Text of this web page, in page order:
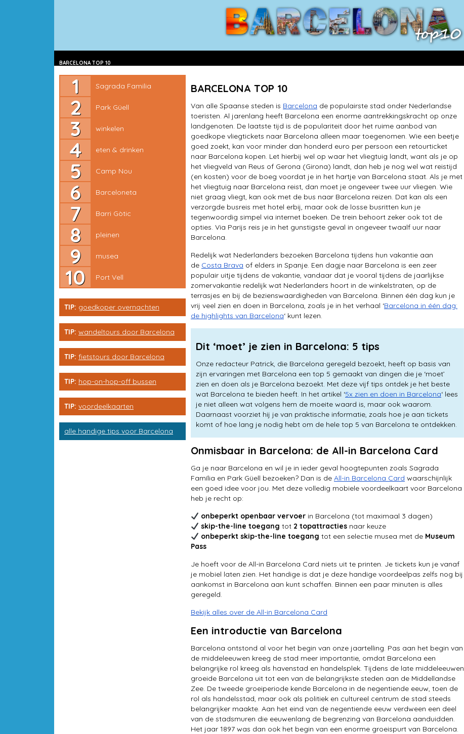
BARCELONA TOP 10Sagrada Familia
Park Güell
winkelen
eten & drinken
Camp Nou
Barceloneta
Barri Gòtic
pleinen
musea
Port Vell
Sagrada Familia
Park Güell
winkelen
eten & drinken
Camp Nou
Barceloneta
Barri Gòtic
pleinen
musea
Port Vell
TIP: goedkoper overnachten
TIP: wandeltours door Barcelona
TIP: fietstours door Barcelona
TIP: hop-on-hop-off bussen
TIP: voordeelkaarten
alle handige tips voor Barcelona
BARCELONA TOP 10
Van alle Spaanse steden is Barcelona de populairste stad onder Nederlandse
toeristen. Al jarenlang heeft Barcelona een enorme aantrekkingskracht op onze
landgenoten. De laatste tijd is de populariteit door het ruime aanbod van
goedkope vliegtickets naar Barcelona alleen maar toegenomen. Wie een beetje
goed zoekt, kan voor minder dan honderd euro per persoon een retourticket
naar Barcelona kopen. Let hierbij wel op waar het vliegtuig landt, want als je op
het vliegveld van Reus of Gerona (Girona) landt, dan heb je nog wel wat reistijd
(en kosten) voor de boeg voordat je in het hartje van Barcelona staat. Als je met
het vliegtuig naar Barcelona reist, dan moet je ongeveer twee uur vliegen. Wie
niet graag vliegt, kan ook met de bus naar Barcelona reizen. Dat kan als een
verzorgde busreis met hotel erbij, maar ook de losse busritten kun je
tegenwoordig simpel via internet boeken. De trein behoort zeker ook tot de
opties. Via Parijs reis je in het gunstigste geval in ongeveer twaalf uur naar
Barcelona.
Redelijk wat Nederlanders bezoeken Barcelona tijdens hun vakantie aan
de Costa Brava of elders in Spanje. Een dagje naar Barcelona is een zeer
populair uitje tijdens de vakantie, vandaar dat je vooral tijdens de jaarlijkse
zomervakantie redelijk wat Nederlanders hoort in de winkelstraten, op de
terrasjes en bij de bezienswaardigheden van Barcelona. Binnen één dag kun je
vrij veel zien en doen in Barcelona, zoals je in het verhaal ‘Barcelona in één dag:
de highlights van Barcelona‘ kunt lezen.
Dit ‘moet’ je zien in Barcelona: 5 tips
Onze redacteur Patrick, die Barcelona geregeld bezoekt, heeft op basis van
zijn ervaringen met Barcelona een top 5 gemaakt van dingen die je ‘moet’
zien en doen als je Barcelona bezoekt. Met deze vijf tips ontdek je het beste
wat Barcelona te bieden heeft. In het artikel ‘5x zien en doen in Barcelona‘ lees
je niet alleen wat volgens hem de moeite waard is, maar ook waarom.
Daarnaast voorziet hij je van praktische informatie, zoals hoe je aan tickets
komt of hoe lang je nodig hebt om de hele top 5 van Barcelona te ontdekken.
Onmisbaar in Barcelona: de All-in Barcelona Card
Ga je naar Barcelona en wil je in ieder geval hoogtepunten zoals Sagrada
Família en Park Güell bezoeken? Dan is de All-in Barcelona Card waarschijnlijk
een goed idee voor jou. Met deze volledig mobiele voordeelkaart voor Barcelona
heb je recht op:
onbeperkt openbaar vervoerin Barcelona (tot maximaal 3 dagen)
skip-the-line toegang tot 2 topattractiesnaar keuze
onbeperkt skip-the-line toegang tot een selectie musea met de Museum
Pass
Je hoeft voor de All-in Barcelona Card niets uit te printen. Je tickets kun je vanaf
je mobiel laten zien. Het handige is dat je deze handige voordeelpas zelfs nog bij
aankomst in Barcelona aan kunt schaffen. Binnen een paar minuten is alles
geregeld.
Bekijk alles over de All-in Barcelona Card
Een introductie van Barcelona
Barcelona ontstond al voor het begin van onze jaartelling. Pas aan het begin van
de middeleeuwen kreeg de stad meer importantie, omdat Barcelona een
belangrijke rol kreeg als havenstad en handelsplek. Tijdens de late middeleeuwen
groeide Barcelona uit tot een van de belangrijkste steden aan de Middellandse
Zee. De tweede groeiperiode kende Barcelona in de negentiende eeuw, toen de
rol als handelsstad, maar ook als politiek en cultureel centrum de stad steeds
belangrijker maakte. Aan het eind van de negentiende eeuw verdween een deel
van de stadsmuren die eeuwenlang de begrenzing van Barcelona aanduidden.
Het jaar 1897 was dan ook het begin van een enorme groeispurt van Barcelona.